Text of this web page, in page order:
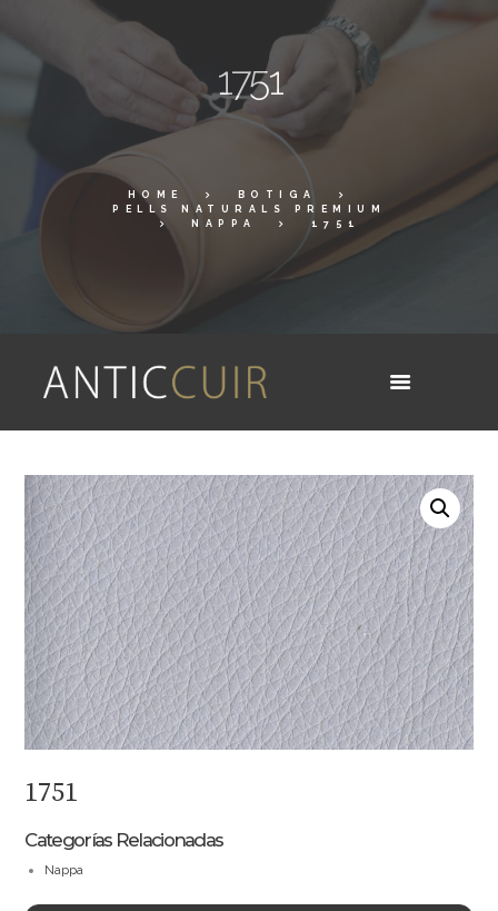
1751
HOME
BOTIGA
PELLS NATURALS PREMIUM
NAPPA
1751
1751
Categorías Relacionadas
Nappa